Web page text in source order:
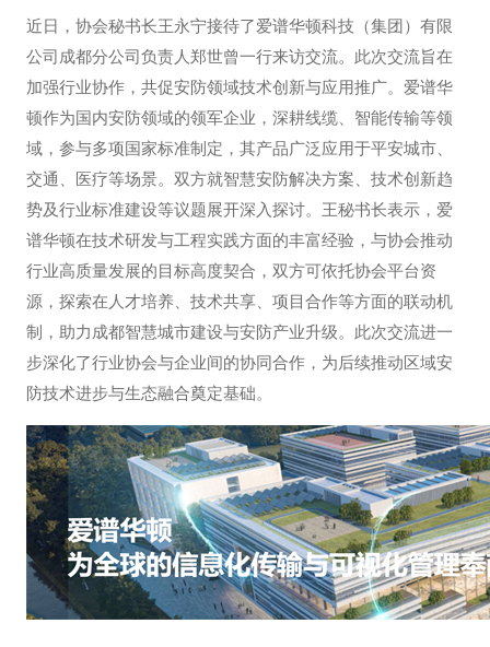
近日，协会秘书长王永宁接待了爱谱华顿科技（集团）有限
公司成都分公司负责人郑世曾一行来访交流。此次交流旨在
加强行业协作，共促安防领域技术创新与应用推广。爱谱华
顿作为国内安防领域的领军企业，深耕线缆、智能传输等领
域，参与多项国家标准制定，其产品广泛应用于平安城市、
交通、医疗等场景。双方就智慧安防解决方案、技术创新趋
势及行业标准建设等议题展开深入探讨。王秘书长表示，爱
谱华顿在技术研发与工程实践方面的丰富经验，与协会推动
行业高质量发展的目标高度契合，双方可依托协会平台资
源，探索在人才培养、技术共享、项目合作等方面的联动机
制，助力成都智慧城市建设与安防产业升级。此次交流进一
步深化了行业协会与企业间的协同合作，为后续推动区域安
防技术进步与生态融合奠定基础。